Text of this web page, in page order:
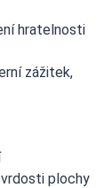
hratelnosti
zážitek,
plochy